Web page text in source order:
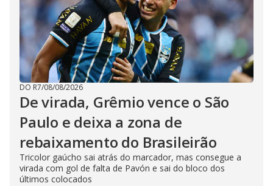
DO R7/08/08/2026
De virada, Grêmio vence o São
Paulo e deixa a zona de
rebaixamento do Brasileirão
Tricolor gaúcho sai atrás do marcador, mas consegue a
virada com gol de falta de Pavón e sai do bloco dos
últimos colocados